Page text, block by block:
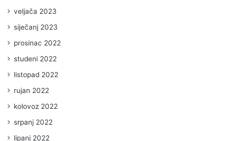
veljača 2023
siječanj 2023
prosinac 2022
studeni 2022
listopad 2022
rujan 2022
kolovoz 2022
srpanj 2022
lipanj 2022